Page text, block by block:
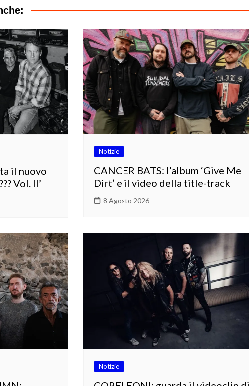
il nuovo
Vol. II’
Notizie
CANCER BATS: l’album ‘Give Me
Dirt’ e il video della title-track
8 Agosto 2026
Notizie